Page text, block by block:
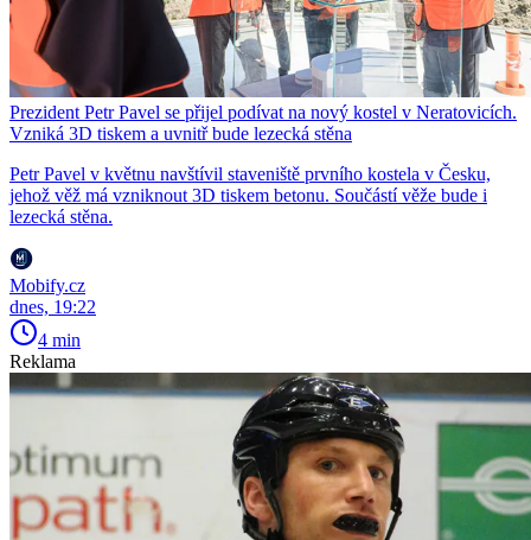
Prezident Petr Pavel se přijel podívat na nový kostel v Neratovicích.
Vzniká 3D tiskem a uvnitř bude lezecká stěna
Petr Pavel v květnu navštívil staveniště prvního kostela v Česku,
jehož věž má vzniknout 3D tiskem betonu. Součástí věže bude i
lezecká stěna.
Mobify.cz
dnes, 19:22
4 min
Reklama